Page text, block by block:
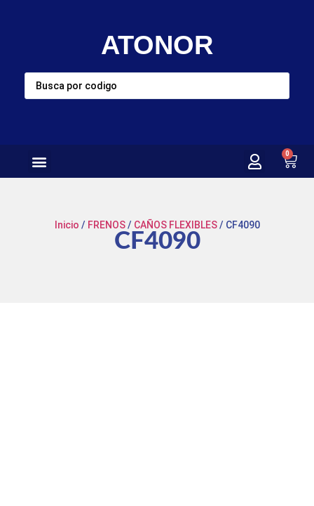
ATONOR
0
Inicio / FRENOS/ CAÑOS FLEXIBLES/ CF4090
CF4090